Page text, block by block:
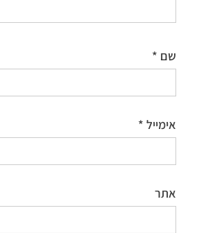
שם *
אימייל *
אתר